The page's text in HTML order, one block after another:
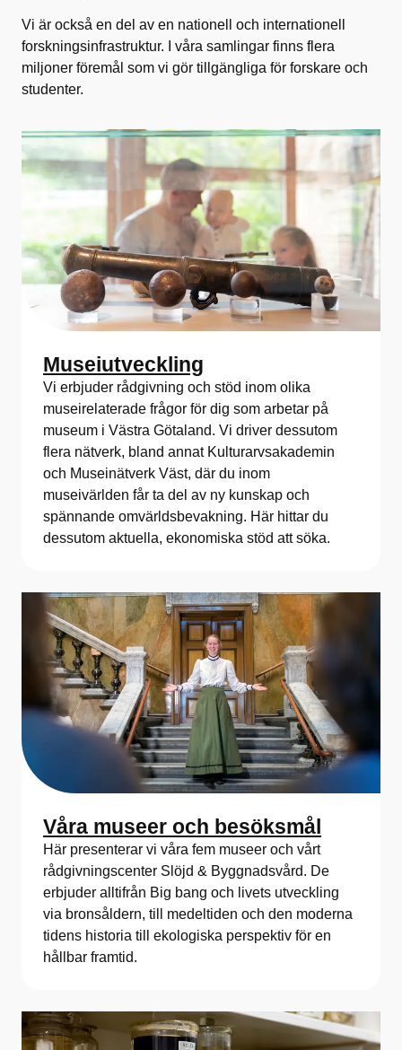
Vi är också en del av en nationell och internationell
forskningsinfrastruktur. I våra samlingar finns flera
miljoner föremål som vi gör tillgängliga för forskare och
studenter.
Museiutveckling
Vi erbjuder rådgivning och stöd inom olika
museirelaterade frågor för dig som arbetar på
museum i Västra Götaland. Vi driver dessutom
flera nätverk, bland annat Kulturarvsakademin
och Museinätverk Väst, där du inom
museivärlden får ta del av ny kunskap och
spännande omvärldsbevakning. Här hittar du
dessutom aktuella, ekonomiska stöd att söka.
Våra museer och besöksmål
Här presenterar vi våra fem museer och vårt
rådgivningscenter Slöjd & Byggnadsvård. De
erbjuder alltifrån Big bang och livets utveckling
via bronsåldern, till medeltiden och den moderna
tidens historia till ekologiska perspektiv för en
hållbar framtid.